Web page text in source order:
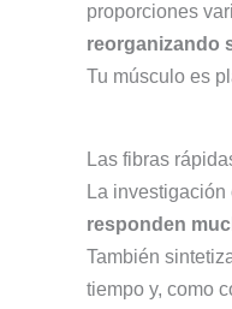
proporciones
reorganizando
Tu músculo es
Las fibras
La
responden
También
tiempo y, como